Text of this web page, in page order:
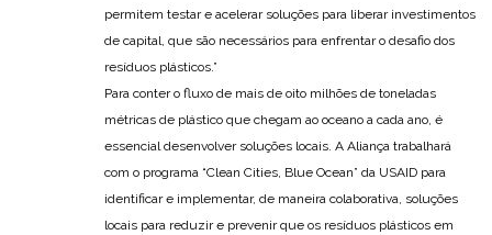
permitem testar e acelerar soluções para liberar investimentos
de capital, que são necessários para enfrentar o desafio dos
resíduos plásticos.”
Para conter o fluxo de mais de oito milhões de toneladas
métricas de plástico que chegam ao oceano a cada ano, é
essencial desenvolver soluções locais. A Aliança trabalhará
com o programa “Clean Cities, Blue Ocean” da USAID para
identificar e implementar, de maneira colaborativa, soluções
locais para reduzir e prevenir que os resíduos plásticos em